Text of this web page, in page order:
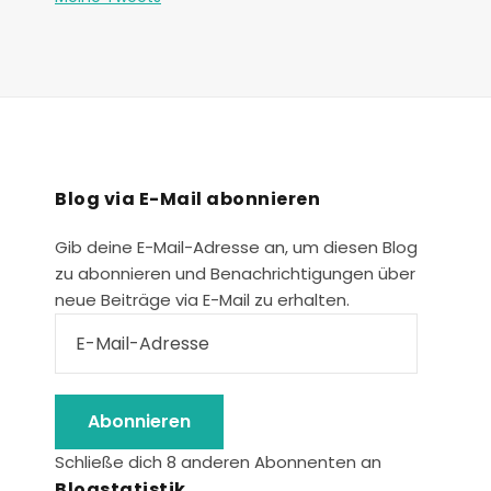
Blog via E-Mail abonnieren
Gib deine E-Mail-Adresse an, um diesen Blog
zu abonnieren und Benachrichtigungen über
neue Beiträge via E-Mail zu erhalten.
Abonnieren
Schließe dich 8 anderen Abonnenten an